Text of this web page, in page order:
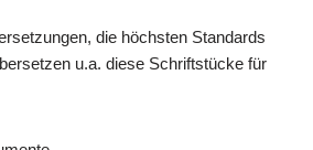
die höchsten Standards
u.a. diese Schriftstücke für